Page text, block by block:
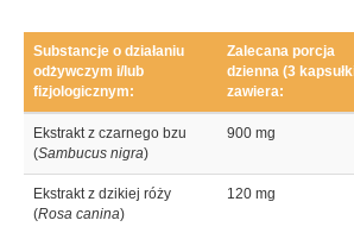
Substancje o działaniu
odżywczym i/lub
fizjologicznym:
Zalecana porcja
dzienna (3
zawiera:
Ekstrakt z czarnego bzu
(Sambucus nigra)
900 mg
Ekstrakt z dzikiej róży
(Rosa canina)
120 mg